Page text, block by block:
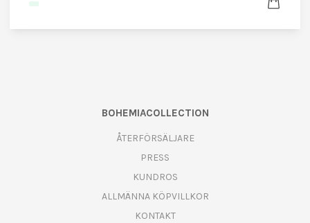
BOHEMIACOLLECTION
ÅTERFÖRSÄLJARE
PRESS
KUNDROS
ALLMÄNNA KÖPVILLKOR
KONTAKT